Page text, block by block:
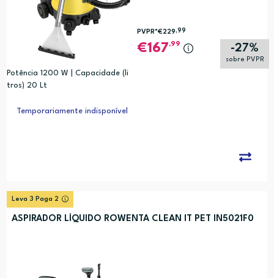
Potência 1200 W | Capacidade (li
tros) 20 Lt
-27%
sobre PVPR
PVPR*€229,99
167,99
Temporariamente indisponível
Leva 3 Paga 2
ASPIRADOR LÍQUIDO ROWENTA CLEAN IT PET IN5021F0